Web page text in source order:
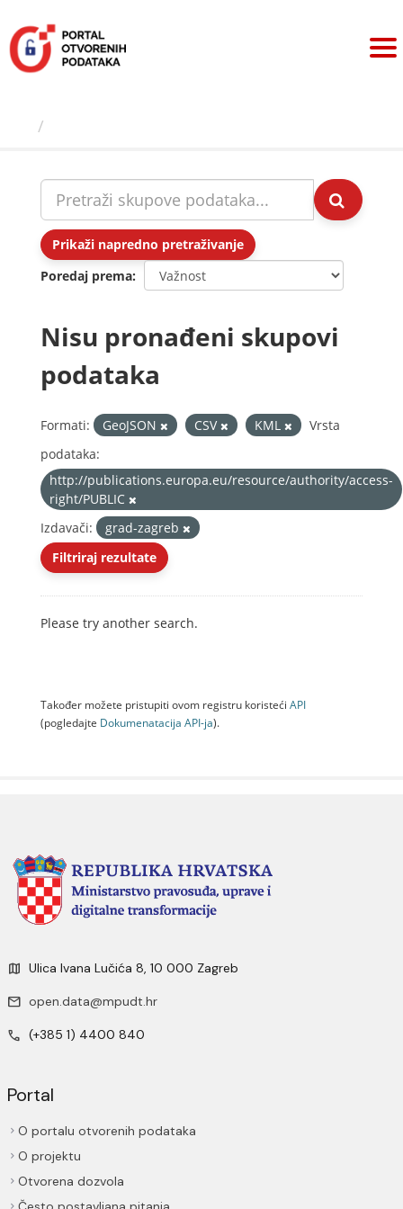
sadržaj
Prikaži napredno pretraživanje
Poredaj prema
Nisu pronađeni skupovi
podataka
Formati: GeoJSON CSV KML
Vrsta
podataka:
http://publications.europa.eu/resource/authority/access-
right/PUBLIC
Izdavači:
grad-zagreb
Filtriraj rezultate
Please try another search.
Također možete pristupiti ovom registru koristeći API
(pogledajte Dokumenаtаcijа API-jа).